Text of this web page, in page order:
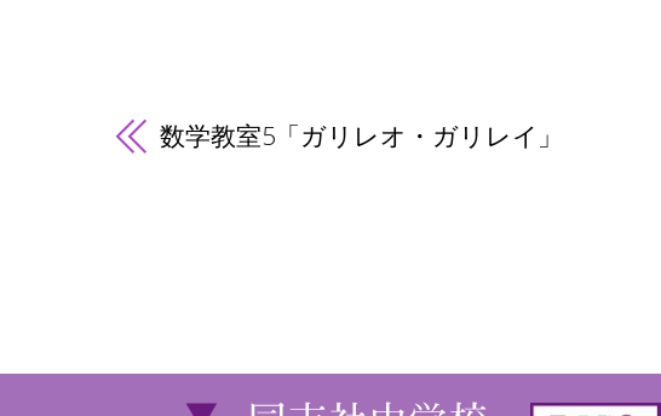
数学教室5「ガリレオ・ガリレイ」